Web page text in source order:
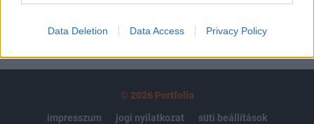
Data Deletion Data Access Privacy Policy
© 2026 Portfolio
impresszum
jogi nyilatkozat
süti beállítások